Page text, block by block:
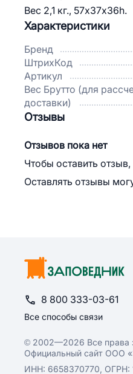
Вес 2,1 кг., 57х37х36h.
Характеристики
Бренд
ШтрихКод
Артикул
Вес Брутто (для
доставки)
Отзывы
Отзывов пока нет
Чтобы оставить
Оставлять отзывы
8 800 333-03-61
Все способы связи
© 2002—2026 Все права
Официальный сайт ООО
ИНН: 6658370770, ОГРН: